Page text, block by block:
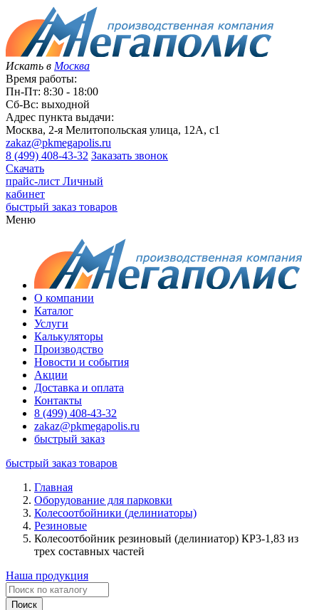
Искать в Москва
Время работы:
Пн-Пт: 8:30 - 18:00
Сб-Вс: выходной
Адрес пункта выдачи:
Москва, 2-я Мелитопольская улица, 12А, с1
zakaz@pkmegapolis.ru
8 (499) 408-43-32 Заказать звонок
Скачать
прайс-лист Личный
кабинет
быстрый заказ товаров
Меню
О компании
Каталог
Услуги
Калькуляторы
Производство
Новости и события
Акции
Доставка и оплата
Контакты
8 (499) 408-43-32
zakaz@pkmegapolis.ru
быстрый заказ
быстрый заказ товаров
Главная
Оборудование для парковки
Колесоотбойники (делиниаторы)
Резиновые
Колесоотбойник резиновый (делиниатор) КР3-1,83 из
трех составных частей
Наша продукция